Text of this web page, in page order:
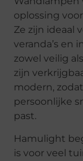
oplossing
Ze zijn ideaal
veranda’s en
zowel veilig
zijn
modern,
persoonlijke
past.
Hamulight
is voor veel